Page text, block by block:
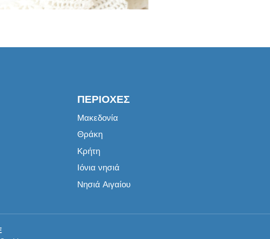
ΠΕΡΙΟΧΈΣ
Μακεδονία
Θράκη
Κρήτη
Ιόνια νησιά
Νησιά Αιγαίου